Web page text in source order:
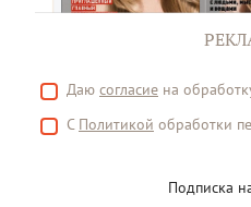
Даю согласие на
С Политикой обработки
Подписка